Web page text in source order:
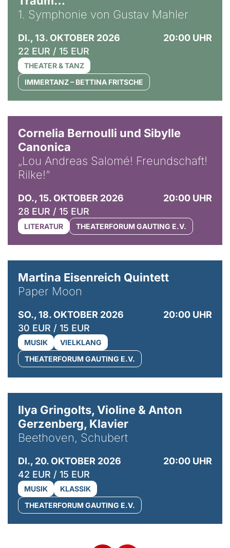
1. Symphonie von Gustav Mahler
DI., 13. OKTOBER 2026
20:00 UHR
22 EUR / 15 EUR
THEATER & TANZ
IMMERTANZ – BETTINA FRITSCHE
Cornelia Bernoulli und Sibylle
Canonica
„Lou Andreas Salomé! Freundschaft!
Rilke!“
DO., 15. OKTOBER 2026
20:00 UHR
28 EUR / 15 EUR
LITERATUR THEATERFORUM GAUTING E.V.
Martina Eisenreich Quintett
Paper Moon
SO., 18. OKTOBER 2026
20:00 UHR
30 EUR / 15 EUR
MUSIK
VIELKLANG
THEATERFORUM GAUTING E.V.
Ilya Gringolts, Violine & Anton
Gerzenberg, Klavier
Beethoven, Schubert
DI., 20. OKTOBER 2026
20:00 UHR
42 EUR / 15 EUR
MUSIK
KLASSIK
THEATERFORUM GAUTING E.V.